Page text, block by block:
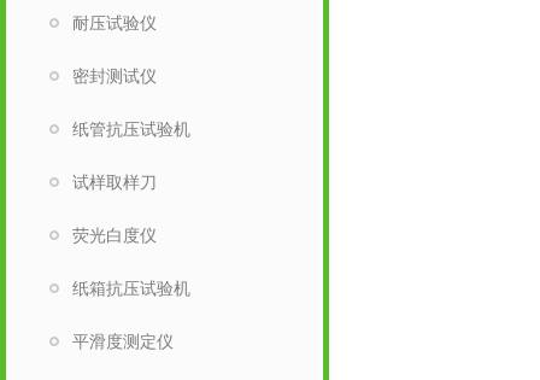
耐压试验仪
密封测试仪
纸管抗压试验机
试样取样刀
荧光白度仪
纸箱抗压试验机
平滑度测定仪